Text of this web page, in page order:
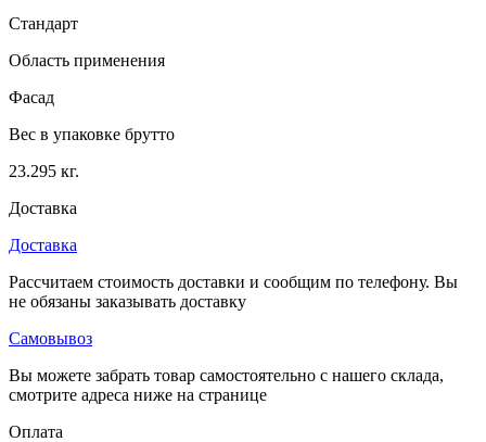
Стандарт
Область применения
Фасад
Вес в упаковке брутто
23.295 кг.
Доставка
Доставка
Рассчитаем стоимость доставки и сообщим по телефону. Вы
не обязаны заказывать доставку
Самовывоз
Вы можете забрать товар самостоятельно с нашего склада,
смотрите адреса ниже на странице
Оплата